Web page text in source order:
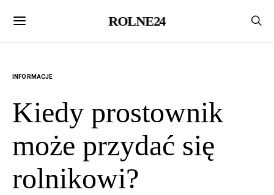
ROLNE24
INFORMACJE
Kiedy prostownik
może przydać się
rolnikowi?